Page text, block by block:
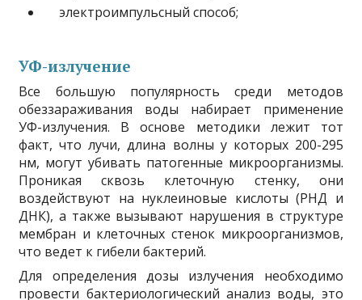
электроимпульсный способ;
УФ-излучение
Все большую популярность среди методов
обеззараживания воды набирает применение
УФ-излучения. В основе методики лежит тот
факт, что лучи, длина волны у которых 200-295
нм, могут убивать патогенные микроорганизмы.
Проникая сквозь клеточную стенку, они
воздействуют на нуклеиновые кислоты (РНД и
ДНК), а также вызывают нарушения в структуре
мембран и клеточных стенок микроорганизмов,
что ведет к гибели бактерий.
Для определения дозы излучения необходимо
провести бактериологический анализ воды, это